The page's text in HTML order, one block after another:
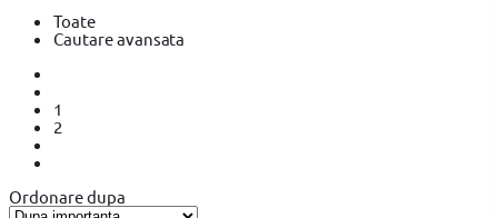
Toate
Cautare avansata
1
2
Ordonare dupa